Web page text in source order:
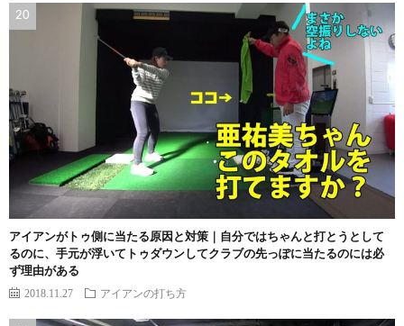
アイアンがトゥ側に当たる原因と対策｜自分ではちゃんと打とうとして
るのに、手元が浮いてトゥダウンしてクラブの先っぽに当たるのには必
ず理由がある
2018.11.27 アイアンの打ち方